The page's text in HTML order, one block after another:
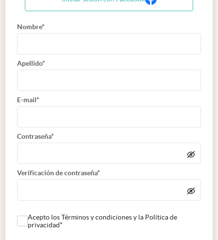
Nombre*
Apellido*
E-mail*
Contraseña*
Verificación de contraseña*
Acepto los Términos y condiciones y la Política de
privacidad*